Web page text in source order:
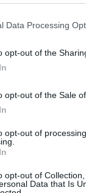
Data Processing
opt-out of the
opt-out of the Sale
opt-out of
opt-out of
Data that Is
A120 znamy
ujrzymy
coupe z
Cayman i